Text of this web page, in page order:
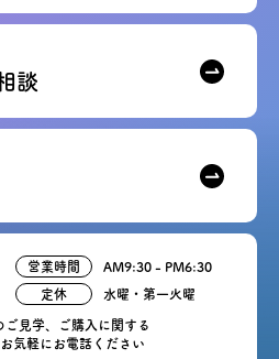
談
ご見学、ご購入に関する
気軽にお電話ください
営業時間 AM9:30 - PM6:30
定休 水曜・第一火曜